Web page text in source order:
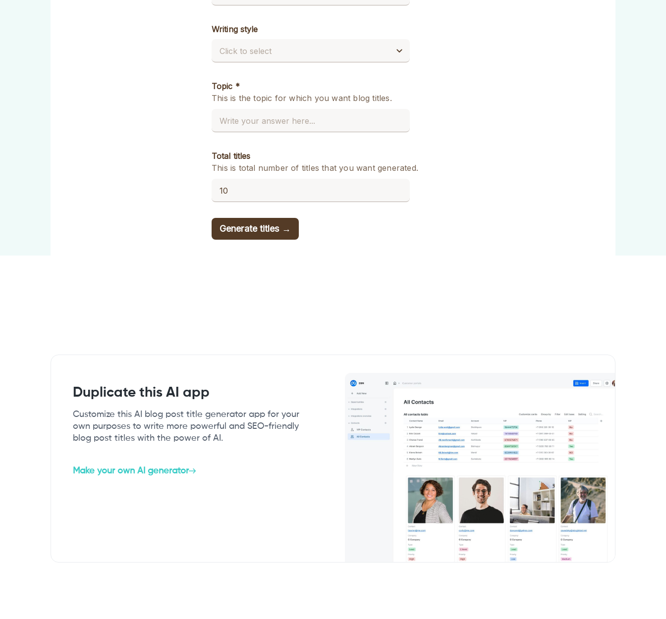
Writing style
Topic *
This is the topic for which you want blog titles.
Total titles
This is total number of titles that you want generated.
Generate titles →
Duplicate this AI app
Customize this AI blog post title generator app for your
own purposes to write more powerful and SEO-friendly
blog post titles with the power of AI.
Make your own AI generator